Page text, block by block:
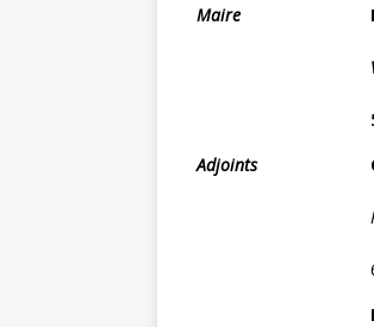
Maire
Adjoints